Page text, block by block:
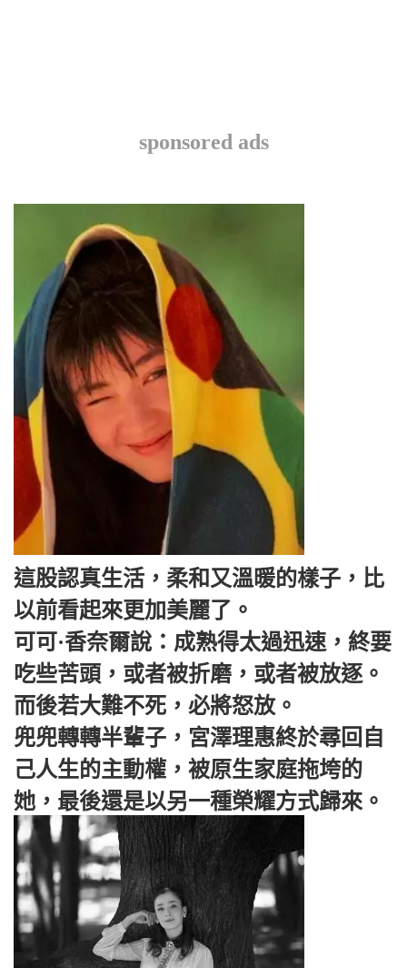
sponsored ads
這股認真生活，柔和又溫暖的樣子，比
以前看起來更加美麗了。
可可·香奈爾說：成熟得太過迅速，終要
吃些苦頭，或者被折磨，或者被放逐。
而後若大難不死，必將怒放。
兜兜轉轉半輩子，宮澤理惠終於尋回自
己人生的主動權，被原生家庭拖垮的
她，最後還是以另一種榮耀方式歸來。